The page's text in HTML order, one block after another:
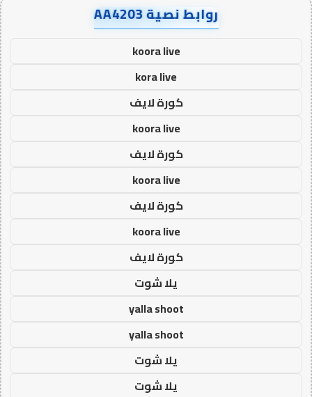
روابط نصية AA4203
koora live
kora live
كورة لايف
koora live
كورة لايف
koora live
كورة لايف
koora live
كورة لايف
يلا شوت
yalla shoot
yalla shoot
يلا شوت
يلا شوت